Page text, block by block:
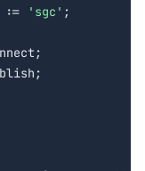
:=
'sgc' ;